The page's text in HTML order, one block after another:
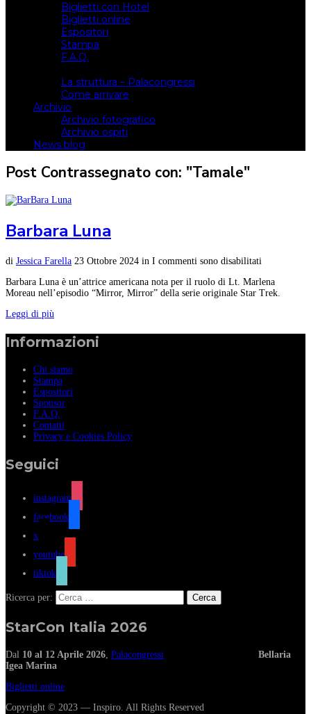
Biglietti con Hotel
Biglietti online
Espositori
Stampa
F.A.Q.
La struttura – Palacongressi
Come arrivare
Archivio
Archivio fotografico
Archivio ospiti
News blog
Post Contrassegnato con: "Tamale"
Barbara Luna
di Jessica Farella 23 Ottobre 2024 in I commenti sono disabilitati
Barbara Luna è un’attrice americana nota per il ruolo di Lt. Marlena
Moreau nell’episodio “Mirror, Mirror” della serie originale Star Trek.
Leggi di più
Informazioni
Chi siamo
Stampa
Espositori
Sponsor
F.A.Q.
Contatti
Privacy e Cookies Policy
Seguici
instagram
facebook
x
youtube
tiktok
Ricerca per:
StarCon Italia 2026
Dal 10 al 12 Aprile 2026 Palacongressi
Bellaria
Igea Marina
Biglietti online
Copyright © 2023 — Inspiro. All Rights Reserved